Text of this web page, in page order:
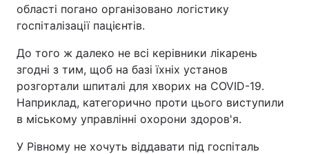
області погано організовано логістику
госпіталізації пацієнтів.
До того ж далеко не всі керівники лікарень
згодні з тим, щоб на базі їхніх установ
розгортали шпиталі для хворих на COVID-19.
Наприклад, категорично проти цього виступили
в міському управлінні охорони здоров'я.
У Рівному не хочуть віддавати під госпіталь